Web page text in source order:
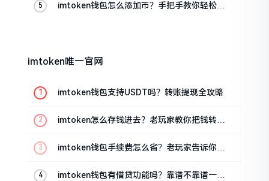
imtoken钱包怎么添加币？手把手教你轻松搞
imtoken唯一官网
imtoken钱包支持USDT吗？转账提现全攻略
imtoken怎么存钱进去？老玩家教你把钱转进
imtoken钱包手续费怎么省？老玩家告诉你几
imtoken钱包有借贷功能吗？靠谱不靠谱一文